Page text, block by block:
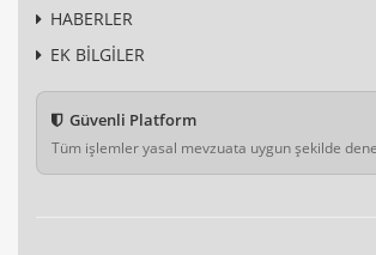
HABERLER
EK BİLGİLER
Güvenli Platform
Tüm işlemler yasal mevzuata uygun şekilde